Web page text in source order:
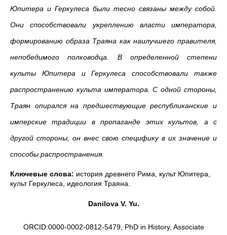
Юпитера и Геркулеса были тесно связаны между собой.
Они способствовали укреплению власти императора,
формированию образа Траяна как наилучшего правителя,
непобедимого полководца. В определенной степени
культы Юпитера и Геркулеса способствовали также
распространению культа императора. С одной стороны,
Траян опирался на предшествующие республиканские и
имперские традиции в пропаганде этих культов, а с
другой стороны, он внес свою специфику в их значение и
способы распространения.
Ключевые слова: история древнего Рима, культ Юпитера,
культ Геркулеса, идеология Траяна.
Danilova V. Yu.
ORCID:0000-0002-0812-5479, PhD in History, Associate